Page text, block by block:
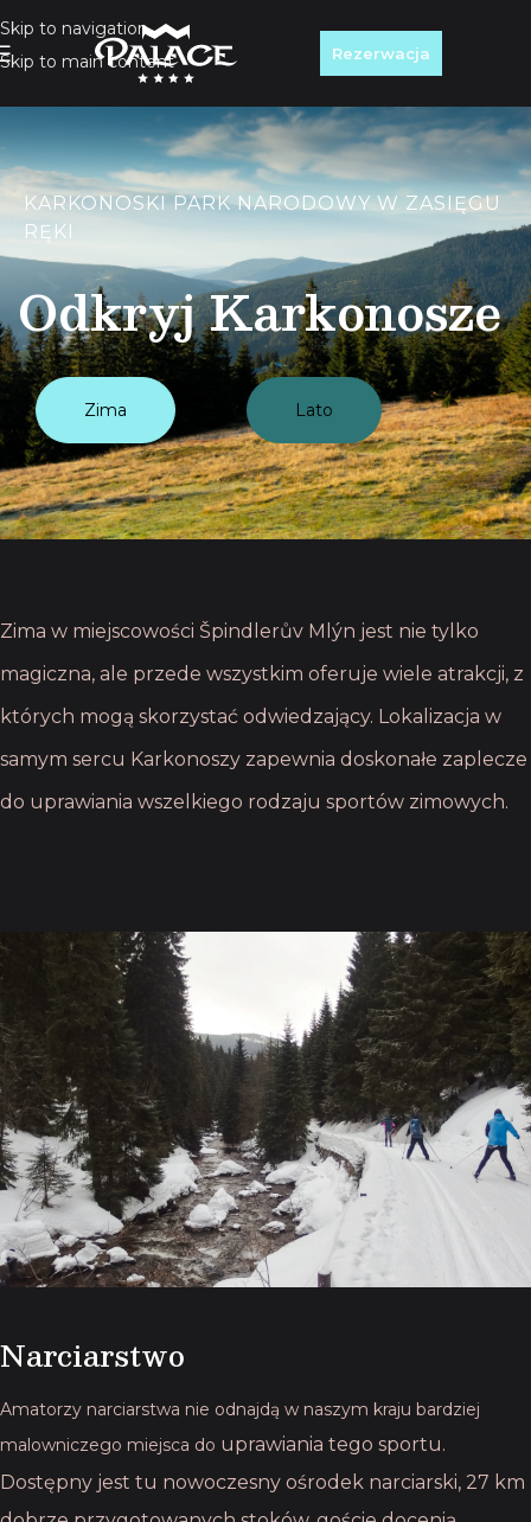
Skip to navigation
Skip to main content
Rezerwacja
KARKONOSKI PARK NARODOWY W ZASIĘGU
RĘKI
Odkryj Karkonosze
Zima Lato
Zima w miejscowości Špindlerův Mlýn jest nie tylko
magiczna, ale przede wszystkim oferuje wiele atrakcji, z
których mogą skorzystać odwiedzający. Lokalizacja w
samym sercu Karkonoszy zapewnia doskonałe zaplecze
do uprawiania wszelkiego rodzaju sportów zimowych.
Narciarstwo
Amatorzy narciarstwa nie odnajdą w naszym kraju bardziej
malowniczego miejsca do uprawiania tego sportu.
Dostępny jest tu nowoczesny ośrodek narciarski, 27 km